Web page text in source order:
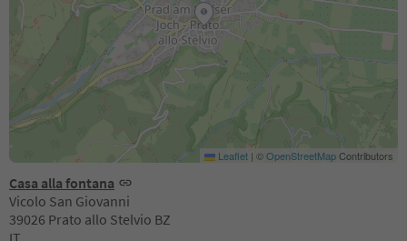
Casa alla fontana
Vicolo San Giovanni
39026 Prato allo Stelvio BZ
IT
Leaflet | ©OpenStreetMapContributors